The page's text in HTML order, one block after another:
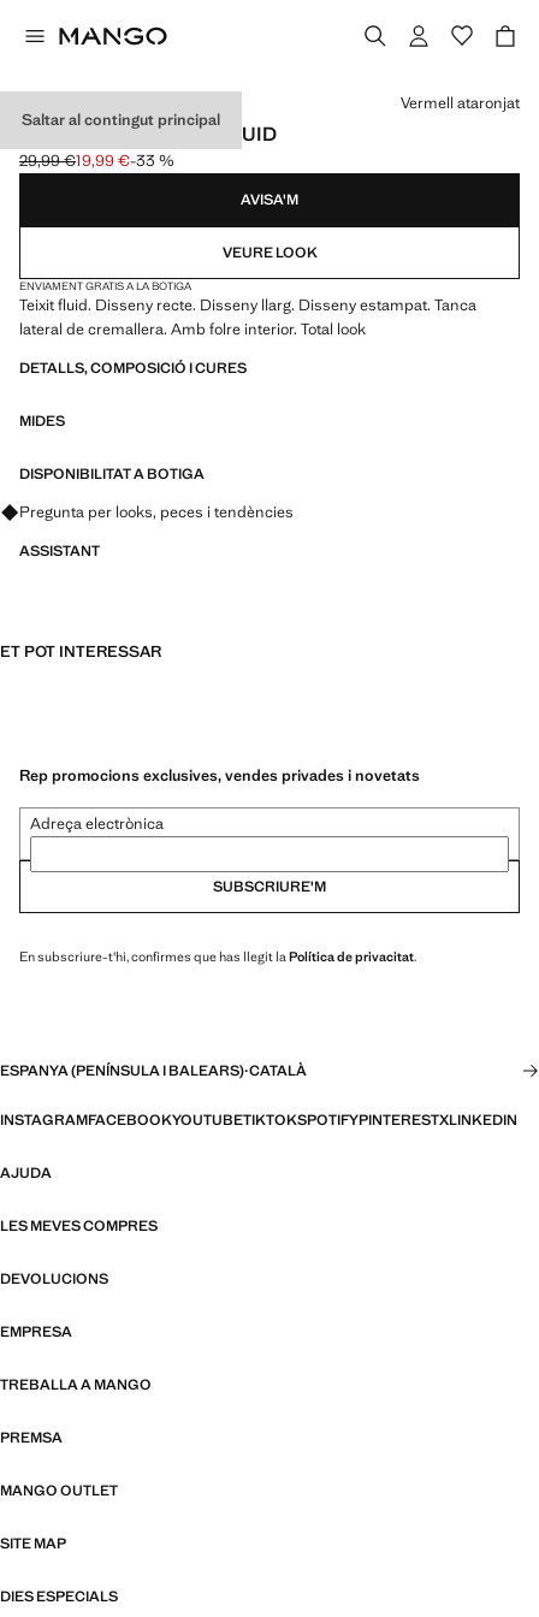
Saltar al contingut principal
FALDILLA ESTAMPAT FLUID
Preu inicial ratllat [29,99 € ]
29,99 €
Preu actual [19,99 € ]
19,99 €-33 %
Selecciona un color
Vermell ataronjat
AVISA'M
VEURE LOOK
ENVIAMENT GRATIS A LA BOTIGA
Teixit fluid. Disseny recte. Disseny llarg. Disseny estampat. Tanca
lateral de cremallera. Amb folre interior. Total look
DETALLS, COMPOSICIÓ I CURES
MIDES
DISPONIBILITAT A BOTIGA
Pregunta per looks, peces i tendències
ASSISTANT
ET POT INTERESSAR
Rep promocions exclusives, vendes privades i novetats
Adreça electrònica
SUBSCRIURE'M
En subscriure-t'hi, confirmes que has llegit la Política de privacitat.
ESPANYA (PENÍNSULA I BALEARS)·CATALÀ
INSTAGRAMFACEBOOKYOUTUBETIKTOKSPOTIFYPINTERESTXLINKEDIN
AJUDA
LES MEVES COMPRES
DEVOLUCIONS
EMPRESA
TREBALLA A MANGO
PREMSA
MANGO OUTLET
SITE MAP
DIES ESPECIALS